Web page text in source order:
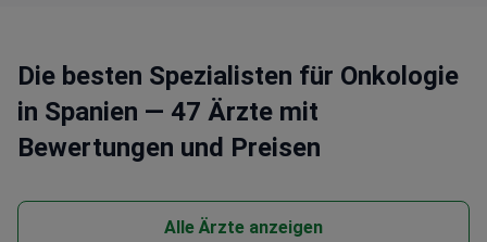
Die besten Spezialisten für Onkologie
in Spanien — 47 Ärzte mit
Bewertungen und Preisen
Alle Ärzte anzeigen